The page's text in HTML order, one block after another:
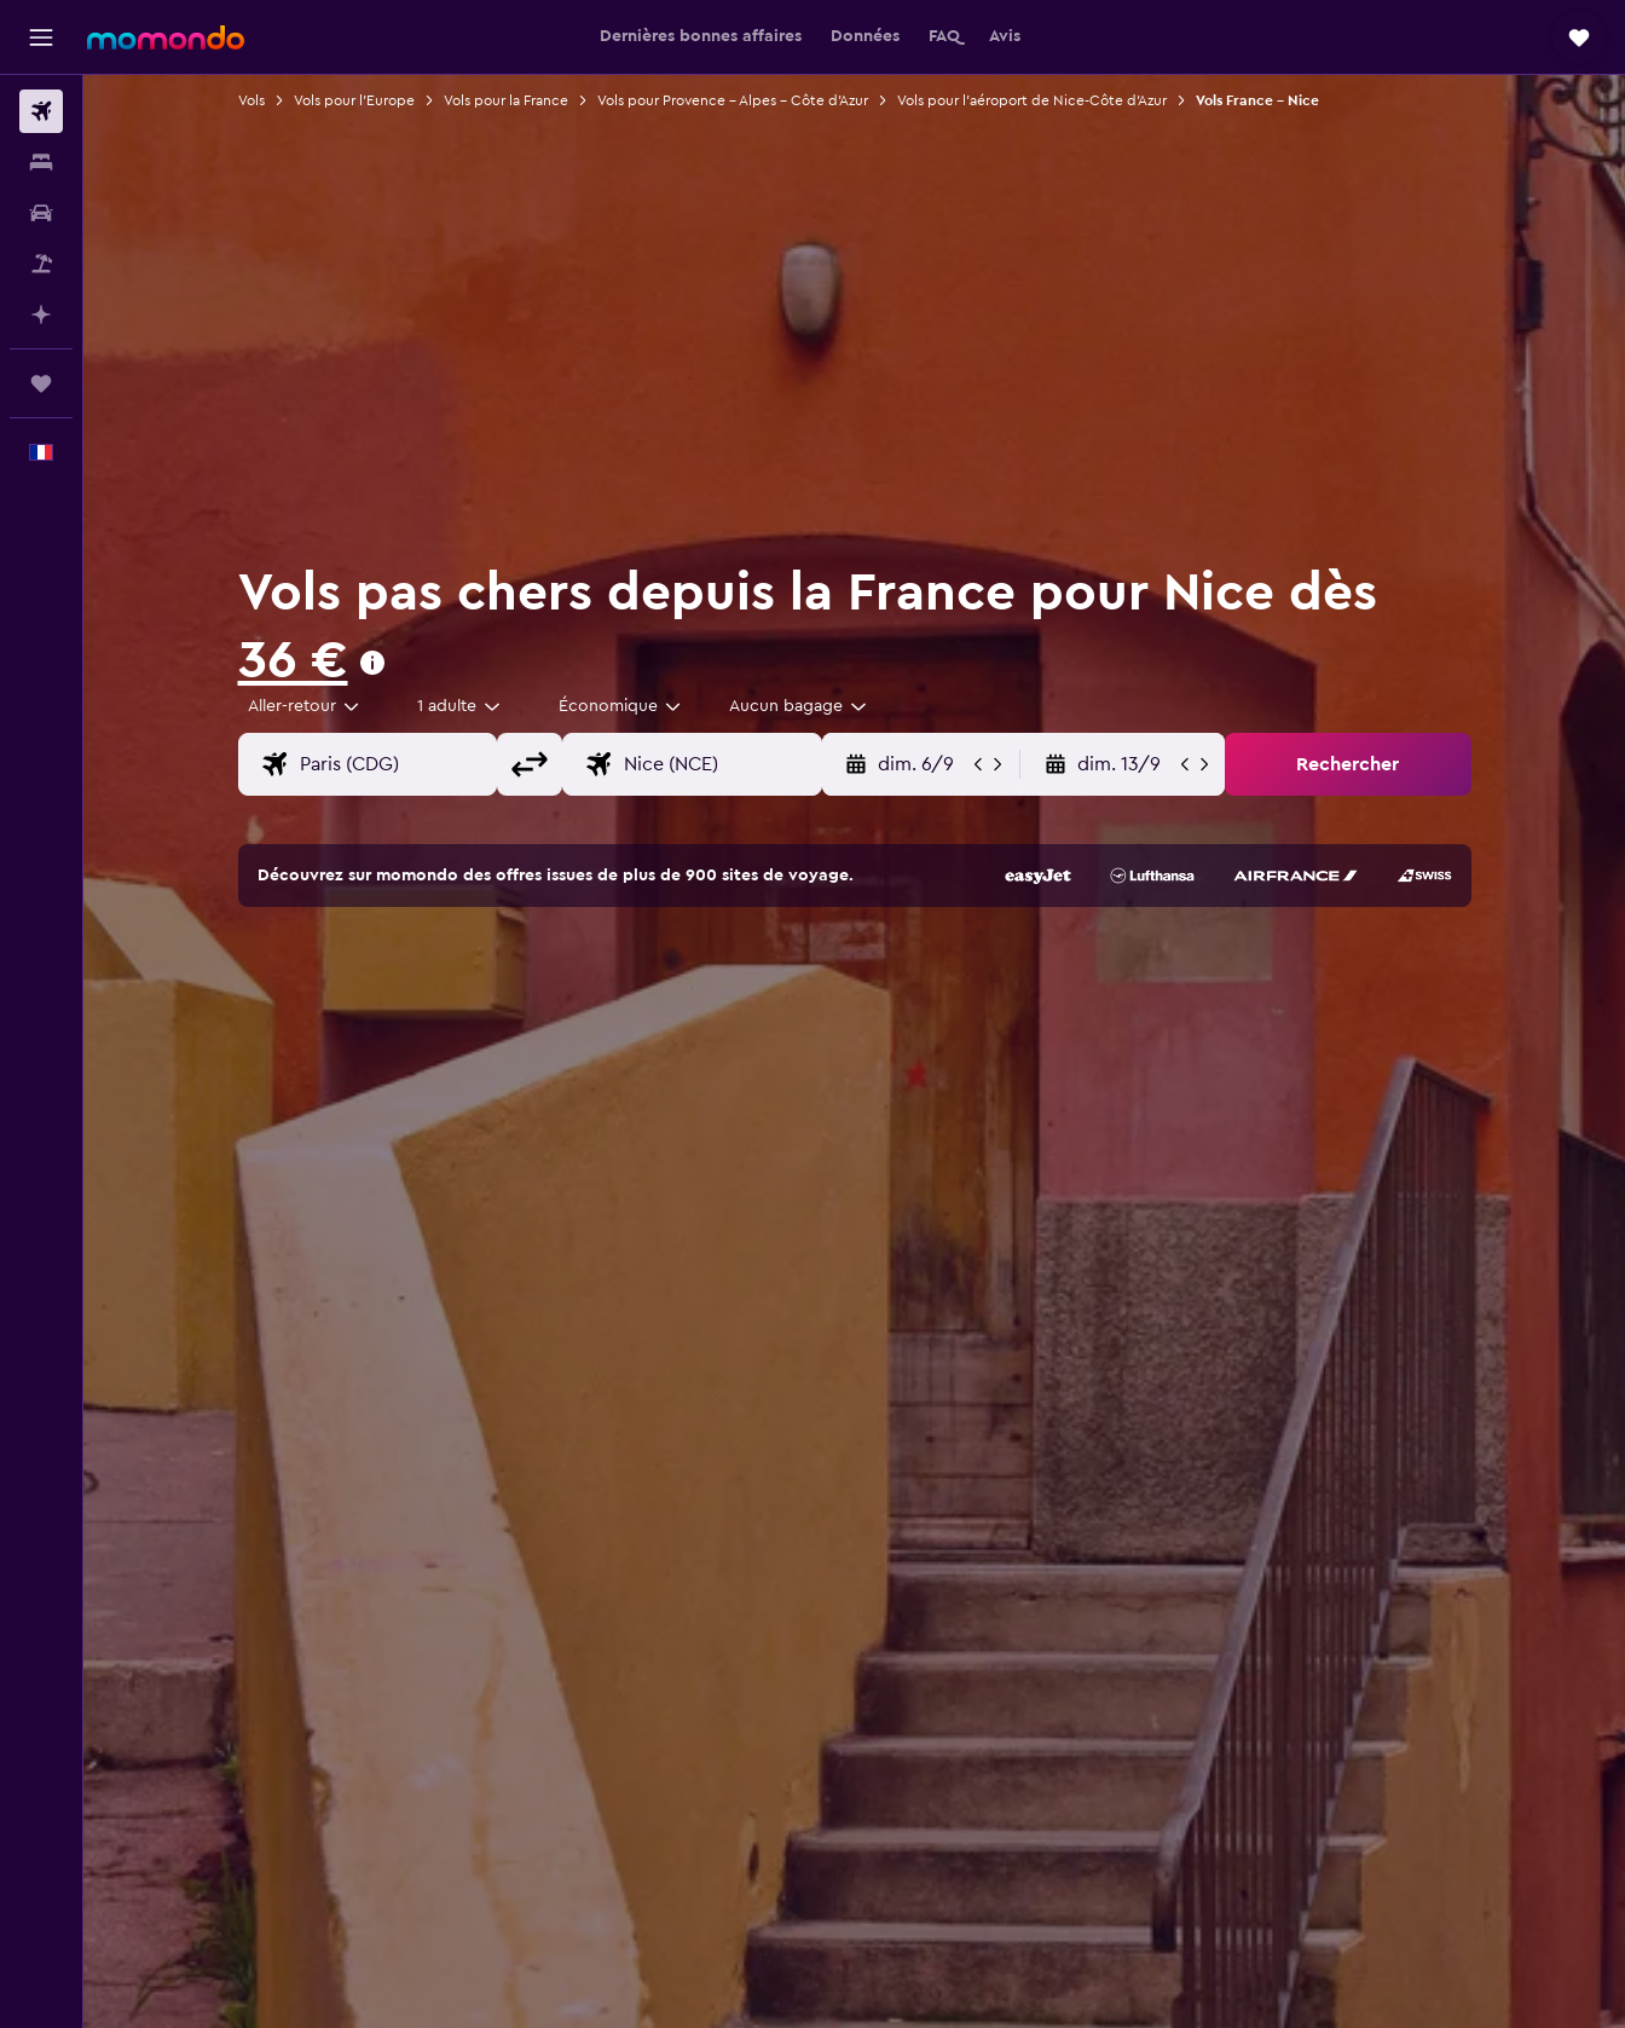
Dernières bonnes affaires Données FAQ Avis
Vols Vols pour l'Europe Vols pour la France Vols pour Provence - Alpes - Côte d'Azur Vols pour l'aéroport de Nice-Côte d'Azur Vols France - Nice
Vols pas chers depuis la France pour Nice dès
36 €
Aller-retour 1 adulte Économique Aucun bagage
dim. 6/9 dim. 13/9 Rechercher
Découvrez sur momondo des offres issues de plus de 900 sites de voyage.